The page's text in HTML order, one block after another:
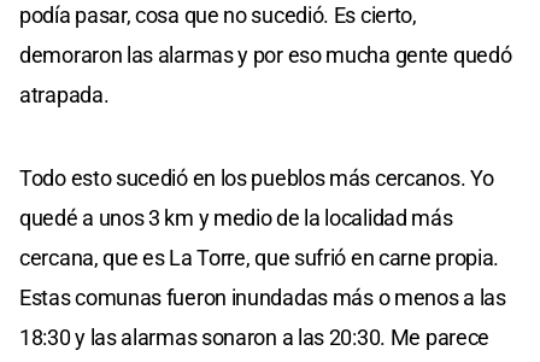
podía pasar, cosa que no sucedió. Es cierto,
demoraron las alarmas y por eso mucha gente quedó
atrapada.
Todo esto sucedió en los pueblos más cercanos. Yo
quedé a unos 3 km y medio de la localidad más
cercana, que es La Torre, que sufrió en carne propia.
Estas comunas fueron inundadas más o menos a las
18:30 y las alarmas sonaron a las 20:30. Me parece